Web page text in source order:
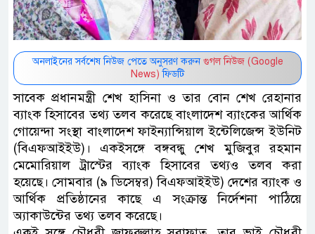
অনলাইনের সর্বশেষ নিউজ পেতে অনুসরণ করুন গুগল নিউজ (Google
News) ফিডটি
সাবেক প্রধানমন্ত্রী শেখ হাসিনা ও তার বোন শেখ রেহানার
ব্যাংক হিসাবের তথ্য তলব করেছে বাংলাদেশ ব্যাংকের আর্থিক
গোয়েন্দা সংস্থা বাংলাদেশ ফাইন্যান্সিয়াল ইন্টেলিজেন্স ইউনিট
(বিএফআইইউ)। একইসঙ্গে বঙ্গবন্ধু শেখ মুজিবুর রহমান
মেমোরিয়াল ট্রাস্টের ব্যাংক হিসাবের তথ্যও তলব করা
হয়েছে। সোমবার (৯ ডিসেম্বর) বিএফআইইউ) দেশের ব্যাংক ও
আর্থিক প্রতিষ্ঠানের কাছে এ সংক্রান্ত নির্দেশনা পাঠিয়ে
অ্যাকাউন্টের তথ্য তলব করেছে।